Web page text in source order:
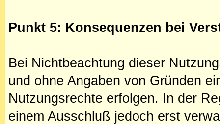
Punkt 5: Konsequenzen bei
Bei Nichtbeachtung dieser
und ohne Angaben von Gründen
Nutzungsrechte erfolgen. In der
einem Ausschluß jedoch erst